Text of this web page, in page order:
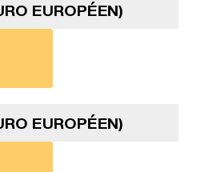
EUROPÉEN)
EUROPÉEN)